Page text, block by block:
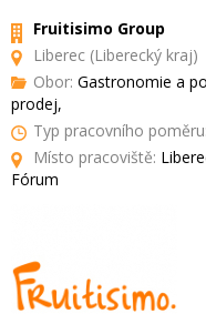
Fruitisimo Group
Liberec (Liberecký kraj)
Obor: Gastronomie a
prodej,
Typ pracovního poměru:
Místo pracoviště:
Fórum